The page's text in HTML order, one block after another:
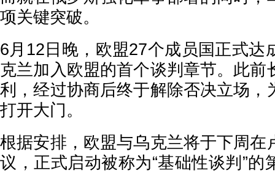
项关键突破。
6月12日晚，欧盟27个成员国正式达
克兰加入欧盟的首个谈判章节。此前
利，经过协商后终于解除否决立场，
打开大门。
根据安排，欧盟与乌克兰将于下周在
议，正式启动被称为“基础性谈判”的